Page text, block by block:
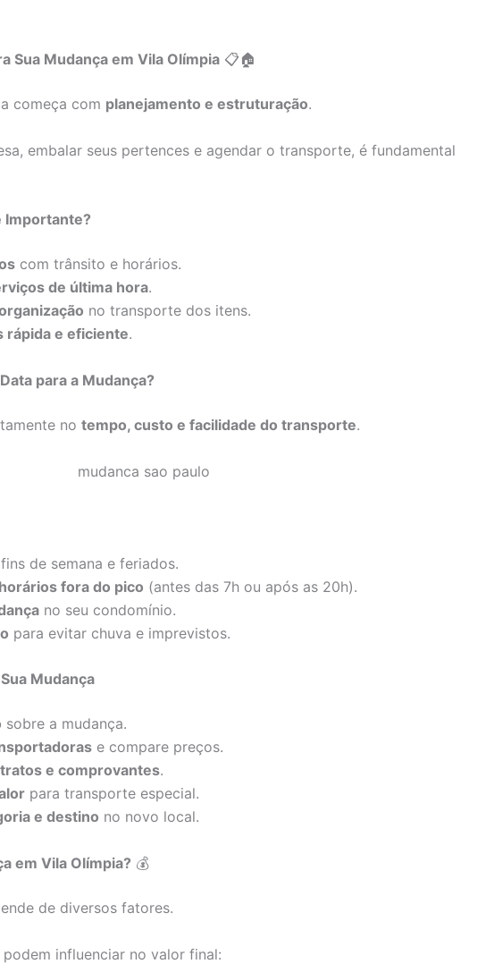
Sua Mudança em Vila Olímpia 📋🏠
começa com planejamento e estruturação.
embalar seus pertences e agendar o transporte, é fundamental
Importante?
com trânsito e horários.
de última hora.
no transporte dos itens.
rápida e eficiente.
para a Mudança?
no tempo, custo e facilidade do transporte.
de semana e feriados.
horários fora do pico (antes das 7h ou após as 20h).
no seu condomínio.
para evitar chuva e imprevistos.
Mudança
sobre a mudança.
e compare preços.
e comprovantes.
para transporte especial.
e destino no novo local.
em Vila Olímpia? 💰
de diversos fatores.
influenciar no valor final: